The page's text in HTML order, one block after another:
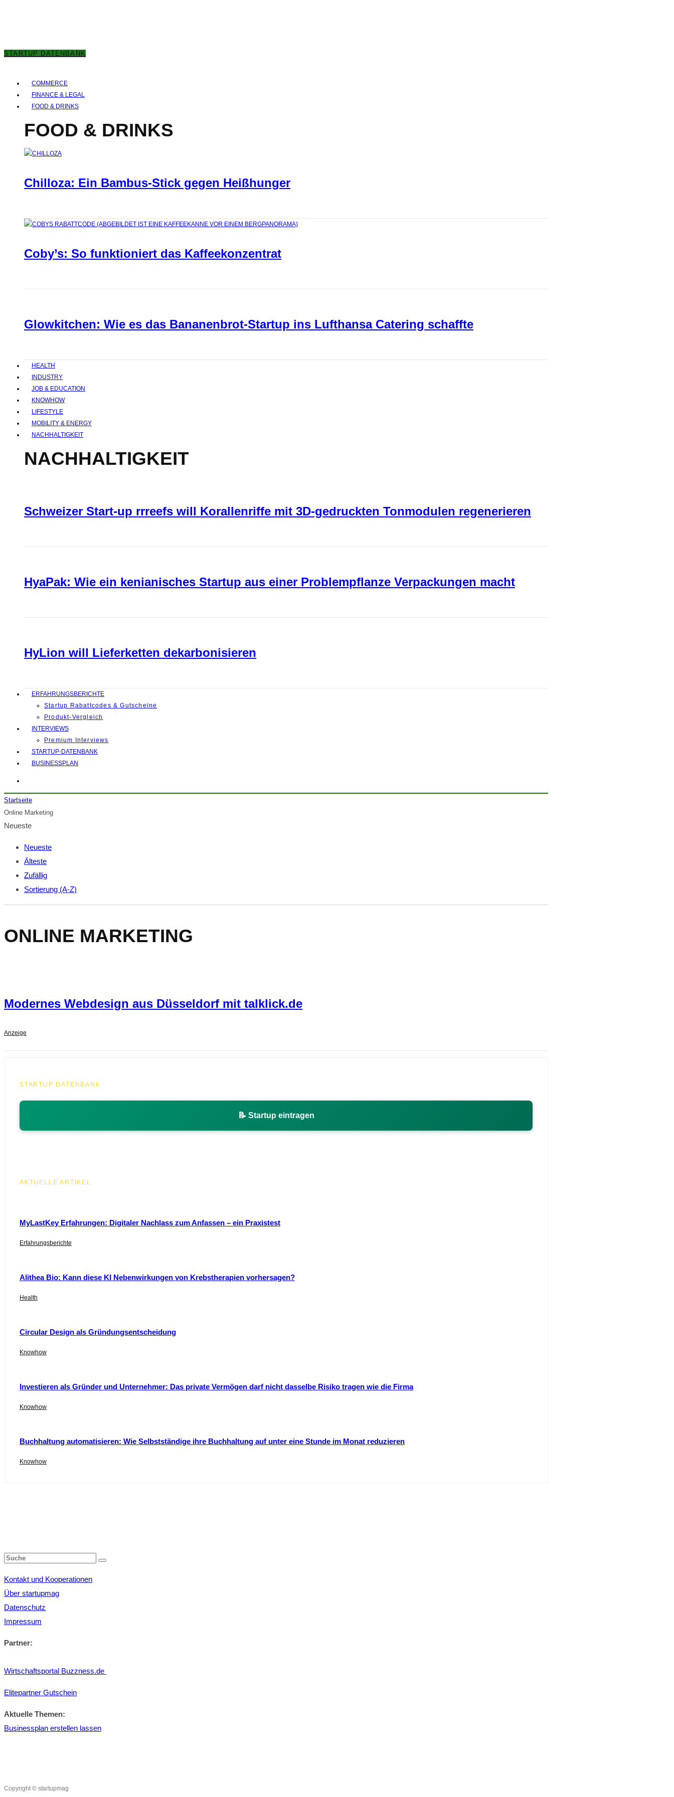
STARTUP DATENBANK
COMMERCE
FINANCE & LEGAL
FOOD & DRINKS
FOOD & DRINKS
Chilloza: Ein Bambus-Stick gegen Heißhunger
Coby’s: So funktioniert das Kaffeekonzentrat
Glowkitchen: Wie es das Bananenbrot-Startup ins Lufthansa Catering schaffte
HEALTH
INDUSTRY
JOB & EDUCATION
KNOWHOW
LIFESTYLE
MOBILITY & ENERGY
NACHHALTIGKEIT
NACHHALTIGKEIT
Schweizer Start-up rrreefs will Korallenriffe mit 3D-gedruckten Tonmodulen regenerieren
HyaPak: Wie ein kenianisches Startup aus einer Problempflanze Verpackungen macht
HyLion will Lieferketten dekarbonisieren
ERFAHRUNGSBERICHTE
Startup Rabattcodes & Gutscheine
Produkt-Vergleich
INTERVIEWS
Premium Interviews
STARTUP-DATENBANK
BUSINESSPLAN
Startseite
Online Marketing
Neueste
Neueste
Älteste
Zufällig
Sortierung (A-Z)
ONLINE MARKETING
Modernes Webdesign aus Düsseldorf mit talklick.de
Anzeige
STARTUP DATENBANK
📝 Startup eintragen
AKTUELLE ARTIKEL
MyLastKey Erfahrungen: Digitaler Nachlass zum Anfassen – ein Praxistest
Erfahrungsberichte
Alithea Bio: Kann diese KI Nebenwirkungen von Krebstherapien vorhersagen?
Health
Circular Design als Gründungsentscheidung
Knowhow
Investieren als Gründer und Unternehmer: Das private Vermögen darf nicht dasselbe Risiko tragen wie die Firma
Knowhow
Buchhaltung automatisieren: Wie Selbstständige ihre Buchhaltung auf unter eine Stunde im Monat reduzieren
Knowhow
Kontakt und Kooperationen
Über startupmag
Datenschutz
Impressum
Partner:
Wirtschaftsportal Buzzness.de
Elitepartner Gutschein
Aktuelle Themen:
Businessplan erstellen lassen
Copyright © startupmag